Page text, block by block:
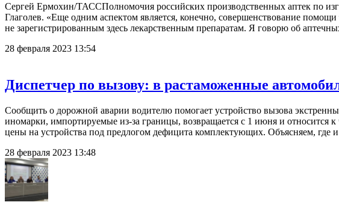
Сергей Ермохин/ТАССПолномочия российских производственных аптек по
Глаголев. «Еще одним аспектом является, конечно, совершенствование
не зарегистрированным здесь лекарственным препаратам. Я говорю об
28 февраля 2023 13:54
Диспетчер по вызову: в растаможенные
Сообщить о дорожной аварии водителю помогает устройство вызова
иномарки, импортируемые из-за границы, возвращается с 1 июня и относится
цены на устройства под предлогом дефицита комплектующих. Объясняем, где
28 февраля 2023 13:48